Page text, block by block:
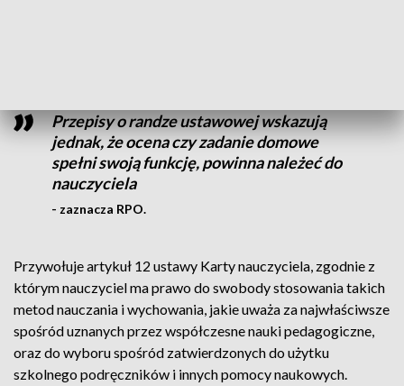
Przepisy o randze ustawowej wskazują
jednak, że ocena czy zadanie domowe
spełni swoją funkcję, powinna należeć do
nauczyciela
- zaznacza RPO.
Przywołuje artykuł 12 ustawy Karty nauczyciela, zgodnie z
którym nauczyciel ma prawo do swobody stosowania takich
metod nauczania i wychowania, jakie uważa za najwłaściwsze
spośród uznanych przez współczesne nauki pedagogiczne,
oraz do wyboru spośród zatwierdzonych do użytku
szkolnego podręczników i innych pomocy naukowych.